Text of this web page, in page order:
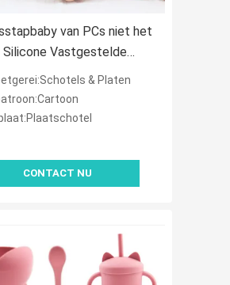
van PCs niet het
Silicone Vastgestelde
BPA Vrij voor Kinderen
& Platen
CONTACT NU